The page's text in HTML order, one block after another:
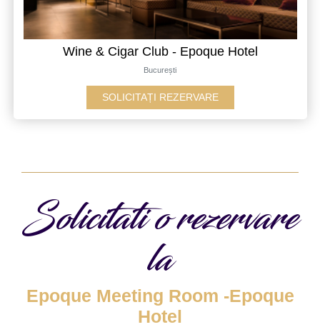
Wine & Cigar Club - Epoque Hotel
București
SOLICITAȚI REZERVARE
Solicitati o rezervare
la
Epoque Meeting Room -Epoque
Hotel